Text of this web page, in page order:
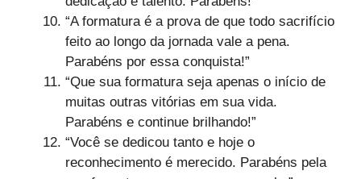
“A formatura é a prova de que todo sacrifício
feito ao longo da jornada vale a pena.
Parabéns por essa conquista!”
“Que sua formatura seja apenas o início de
muitas outras vitórias em sua vida.
Parabéns e continue brilhando!”
“Você se dedicou tanto e hoje o
reconhecimento é merecido. Parabéns pela